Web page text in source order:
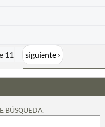
11 siguiente ›
BÚSQUEDA.